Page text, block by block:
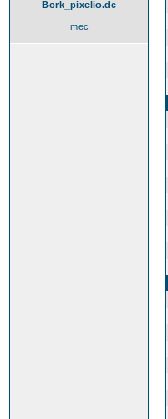
Bork_pixelio.de
mec